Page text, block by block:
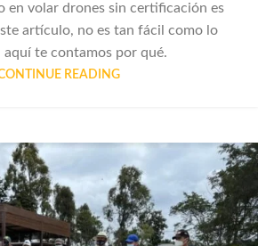
en volar drones sin certificación es
artículo, no es tan fácil como lo
aquí te contamos por qué.
READING